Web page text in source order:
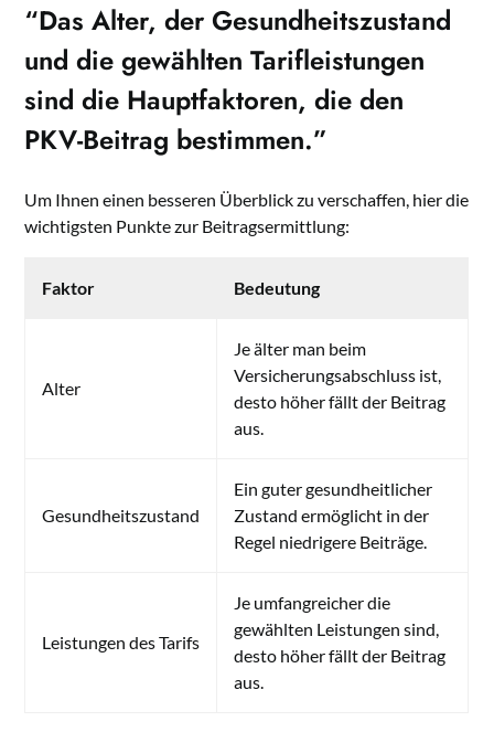
“Das Alter, der Gesundheitszustand
und die gewählten Tarifleistungen
sind die Hauptfaktoren, die den
PKV-Beitrag bestimmen.”
Um Ihnen einen besseren Überblick zu verschaffen, hier die
wichtigsten Punkte zur Beitragsermittlung:
Faktor Bedeutung
Alter
Je älter man beim
Versicherungsabschluss ist,
desto höher fällt der Beitrag
aus.
Gesundheitszustand
Ein guter gesundheitlicher
Zustand ermöglicht in der
Regel niedrigere Beiträge.
Leistungen des Tarifs
Je umfangreicher die
gewählten Leistungen sind,
desto höher fällt der Beitrag
aus.